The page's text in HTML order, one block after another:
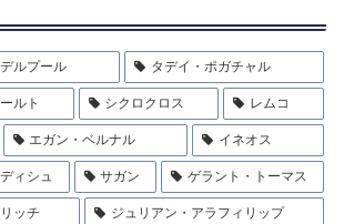
ルプール タデイ・ポガチャル
ルト シクロクロス レムコ
エガン・ベルナル イネオス
ィシュ サガン ゲラント・トーマス
ッチ ジュリアン・アラフィリップ